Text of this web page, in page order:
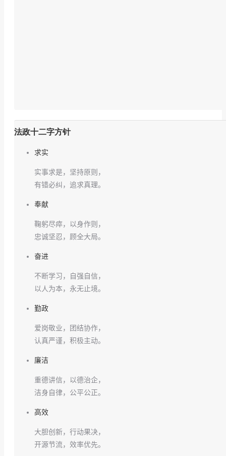
法政十二字方针
求实
实事求是，坚持原则，
有错必纠，追求真理。
奉献
鞠躬尽瘁，以身作则，
忠诚坚忍，顾全大局。
奋进
不断学习，自强自信，
以人为本，永无止境。
勤政
爱岗敬业，团结协作，
认真严谨，积极主动。
廉洁
重德讲信，以德治企，
洁身自律，公平公正。
高效
大胆创新，行动果决，
开源节流，效率优先。